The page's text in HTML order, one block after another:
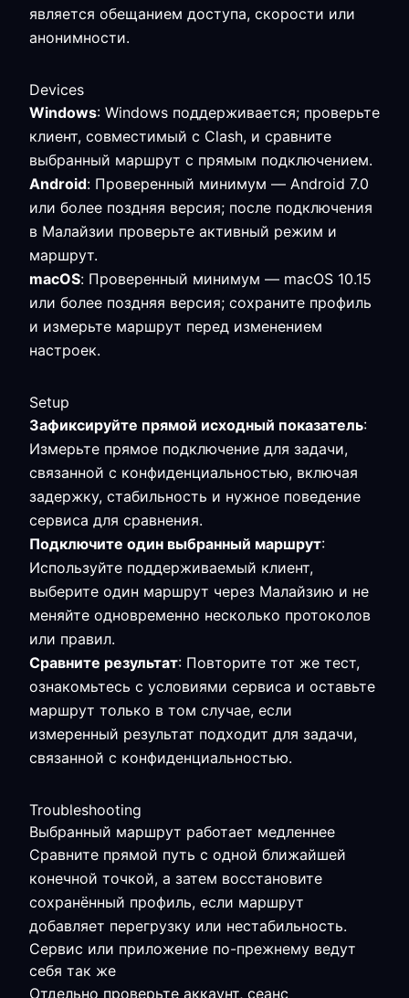
является обещанием доступа, скорости или
анонимности.
Devices
Windows: Windows поддерживается; проверьте
клиент, совместимый с Clash, и сравните
выбранный маршрут с прямым подключением.
Android: Проверенный минимум — Android 7.0
или более поздняя версия; после подключения
в Малайзии проверьте активный режим и
маршрут.
macOS: Проверенный минимум — macOS 10.15
или более поздняя версия; сохраните профиль
и измерьте маршрут перед изменением
настроек.
Setup
Зафиксируйте прямой исходный показатель:
Измерьте прямое подключение для задачи,
связанной с конфиденциальностью, включая
задержку, стабильность и нужное поведение
сервиса для сравнения.
Подключите один выбранный маршрут:
Используйте поддерживаемый клиент,
выберите один маршрут через Малайзию и не
меняйте одновременно несколько протоколов
или правил.
Сравните результат: Повторите тот же тест,
ознакомьтесь с условиями сервиса и оставьте
маршрут только в том случае, если
измеренный результат подходит для задачи,
связанной с конфиденциальностью.
Troubleshooting
Выбранный маршрут работает медленнее
Сравните прямой путь с одной ближайшей
конечной точкой, а затем восстановите
сохранённый профиль, если маршрут
добавляет перегрузку или нестабильность.
Сервис или приложение по-прежнему ведут
себя так же
Отдельно проверьте аккаунт, сеанс